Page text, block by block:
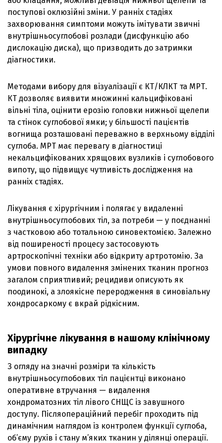
поступові оклюзійні зміни. У ранніх стадіях
захворювання симптоми можуть імітувати звичні
внутрішньосуглобові розлади (дисфункцію або
дислокацію диска), що призводить до затримки
діагностики.
Методами вибору для візуалізації є КТ/КЛКТ та МРТ.
КТ дозволяє виявити множинні кальцифіковані
вільні тіла, оцінити ерозію головки нижньої щелепи
та стінок суглобової ямки; у більшості пацієнтів
вогнища розташовані переважно в верхньому відділі
суглоба. МРТ має перевагу в діагностиці
некальцифікованих хрящових вузликів і суглобового
випоту, що підвищує чутливість дослідження на
ранніх стадіях.
Лікування є хірургічним і полягає у видаленні
внутрішньосуглобових тіл, за потреби — у поєднанні
з частковою або тотальною синовектомією. Залежно
від поширеності процесу застосовують
артроскопічні техніки або відкриту артротомію. За
умови повного видалення змінених тканин прогноз
загалом сприятливий; рецидиви описують як
поодинокі, а злоякісне переродження в синовіальну
хондросаркому є вкрай рідкісним.
Хірургічне лікування в нашому клінічному
випадку
З огляду на значні розміри та кількість
внутрішньосуглобових тіл пацієнтці виконано
оперативне втручання — видалення
хондроматозних тіл лівого СНЩС із завушного
доступу. Післяопераційний перебіг проходить під
динамічним наглядом із контролем функції суглоба,
об’єму рухів і стану м’яких тканин у ділянці операції.